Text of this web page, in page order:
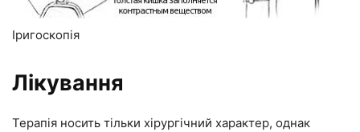
Іригоскопія
Лікування
Терапія носить тільки хірургічний характер, однак